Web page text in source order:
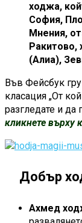
ходжа,
София,
Мнения,
Ракитово,
(Алиа),
Във Фейсбук
класация „От
разгледате и да
кликнете върху
Добър
Ахмед